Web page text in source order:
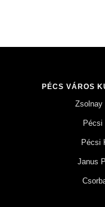
PÉCS VÁROS
Zsolnay
Pécsi
Pécsi
Janus